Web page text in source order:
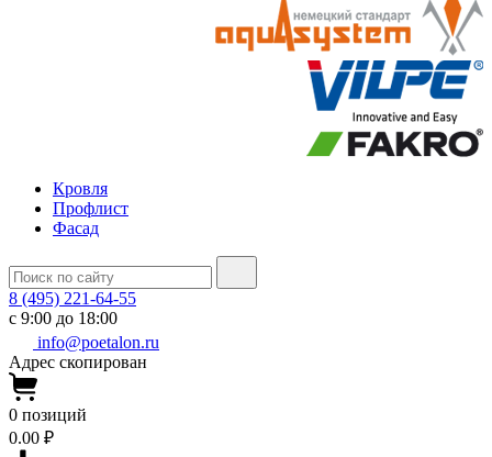
Кровля
Профлист
Фасад
8 (495) 221-64-55
с 9:00 до 18:00
info@poetalon.ru
Адрес скопирован
0 позиций
0.00 ₽